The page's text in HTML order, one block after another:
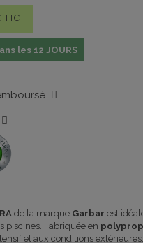
TTC
les 12 JOURS
de la marque Garbar est
piscines. Fabriquée en
et aux conditions extérieures.